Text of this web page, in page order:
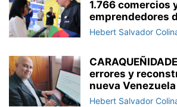
1.766 comercios
emprendedores
Hebert Salvador
errores y
nueva Venezuela
Hebert Salvador